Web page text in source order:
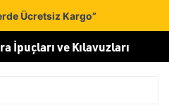
Ücretsiz Kargo”
İpuçları ve Kılavuzları